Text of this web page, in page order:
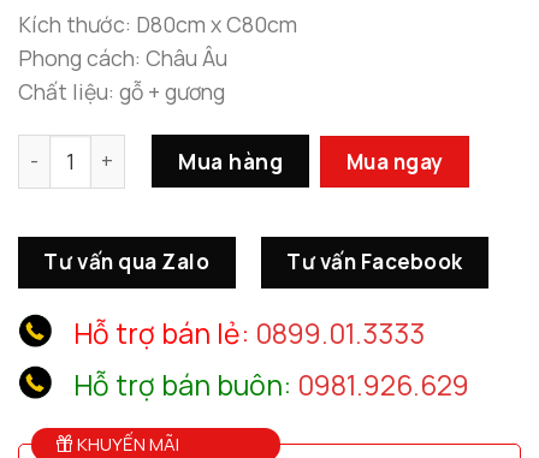
Kích thước: D80cm x C80cm
Phong cách: Châu Âu
Chất liệu: gỗ + gương
Gương Trang Trí Nhà Hàng, Khách Sạn số lượng
Mua hàng Mua ngay
Tư vấn qua Zalo Tư vấn Facebook
Hỗ trợ bán lẻ: 0899.01.3333
Hỗ trợ bán buôn: 0981.926.629
KHUYẾN MÃI